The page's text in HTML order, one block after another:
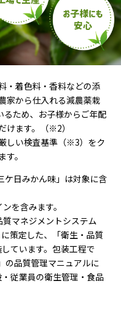
・着色料・香料などの添
家から仕入れる減農薬栽
ため、お子様からご年配
けます。（※2）
しい検査基準（※3）をク
。
日みかん味」は対象に含
を含みます。
マネジメントシステム
策定した、「衛生・品質
ています。包装工程で
の品質管理マニュアルに
従業員の衛生管理・食品